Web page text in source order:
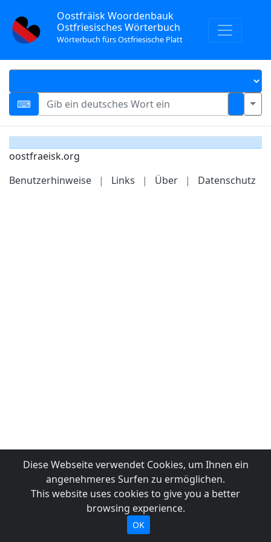
Oostfräisk Woordenbauk
Ostfriesisches Wörterbuch
Wörterbuch fürs Ostfriesische Platt
oostfraeisk.org
Benutzerhinweise
| Links | Über | Datenschutz
Diese Webseite verwendet Cookies, um Ihnen ein
angenehmeres Surfen zu ermöglichen.
This website uses cookies to give you a better
browsing experience.
OK